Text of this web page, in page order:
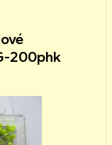
200phk